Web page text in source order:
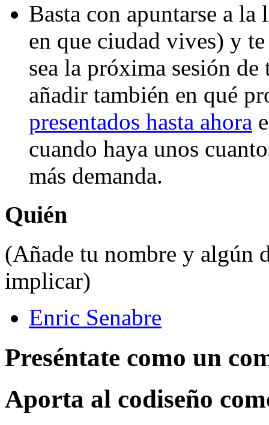
Basta con apuntarse a
en que ciudad vives) y
sea la próxima sesión de
añadir también en qué
presentados hasta ahora
cuando haya unos
más demanda.
Quién
(Añade tu nombre y algún
implicar)
Enric Senabre
Preséntate como un
Aporta al codiseño